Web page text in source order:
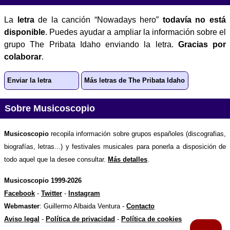
La letrade la canción “Nowadays hero” todavía no está
disponible. Puedes ayudar a ampliar la información sobre el
grupo The Pribata Idaho enviando la letra. Gracias por
colaborar.
Enviar la letra Más letras de The Pribata Idaho
Sobre Musicoscopio
Musicoscopio recopila información sobre grupos españoles (discografias,
biografías, letras...) y festivales musicales para ponerla a disposición de
todo aquel que la desee consultar. Más detalles
Musicoscopio 1999-2026
Facebook - Twitter - Instagram
Webmaster: Guillermo Albaida Ventura - Contacto
Aviso legal - Política de privacidad - Política de cookies